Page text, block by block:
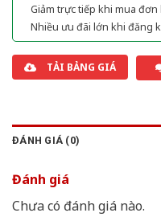
Giảm trực tiếp khi mua
Nhiều ưu đãi lớn khi đăng
TẢI BẢNG GIÁ
ĐÁNH GIÁ (0)
Đánh giá
Chưa có đánh giá nào.